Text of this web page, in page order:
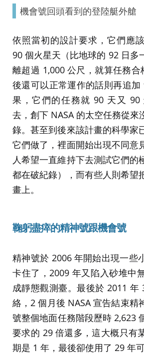
機會號回頭看到的登陸艇外艙
依照當初的設計要求，它們應
90 個火星天（比地球的 92 日多
離超過 1,000 公尺，就算任務
後還可以正常運作的話則再追
果，它們的任務就 90 天又 90
去，創下 NASA 的太空任務從來
錄。甚至到後來該計畫的科學家
它們做了，裡面開始出現不同意
人希望一直維持下去測試它們的
都在破紀錄），而有些人則希望
畫上。
鞠躬盡瘁的精神號跟機會號
精神號於 2006 年開始出現一些
卡住了，2009 年又陷入砂堆中
成靜態觀測臺。最後於 2011 年
絡，2 個月後 NASA 宣告結束精
號整個地面任務階段歷時 2,623
要求的 29 倍還多，這大概只有
期是 1 年，最後卻使用了 29 年可